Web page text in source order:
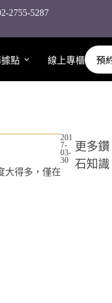
2755-5287
點 線上專櫃 預
201
7-
03-
30
大得多，僅在
更多鑽
石知識